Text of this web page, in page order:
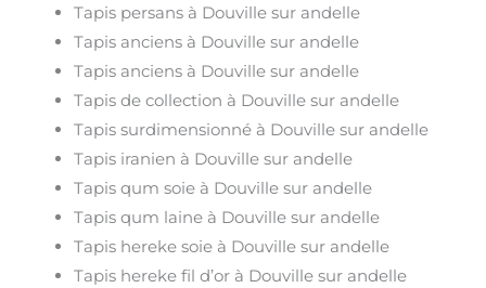
Tapis persans à Douville sur andelle
Tapis anciens à Douville sur andelle
Tapis anciens à Douville sur andelle
Tapis de collection à Douville sur andelle
Tapis surdimensionné à Douville sur andelle
Tapis iranien à Douville sur andelle
Tapis qum soie à Douville sur andelle
Tapis qum laine à Douville sur andelle
Tapis hereke soie à Douville sur andelle
Tapis hereke fil d’or à Douville sur andelle